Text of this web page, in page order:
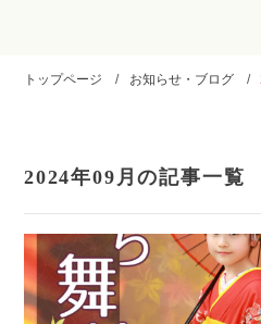
トップページ お知らせ・ブログ
2024年09月の記事一覧